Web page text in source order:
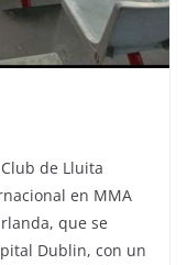
de Lluita
en MMA
que se
Dublin, con un